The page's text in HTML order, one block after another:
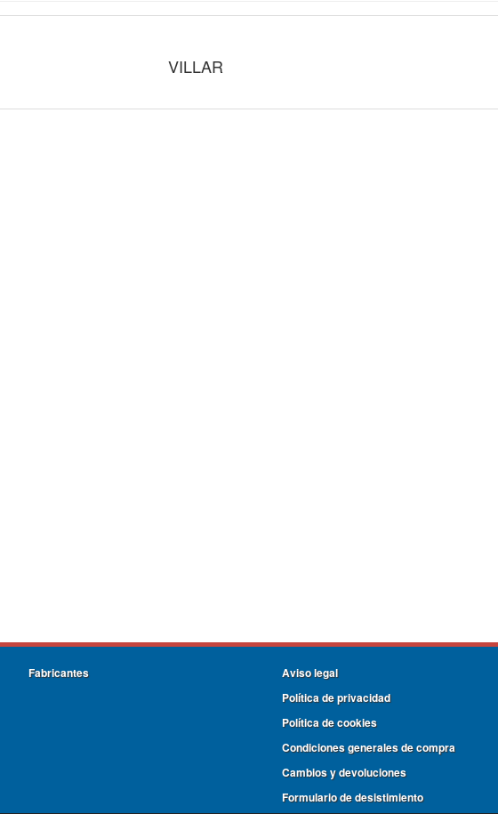
VILLAR
Fabricantes
Aviso legal
Política de privacidad
Política de cookies
Condiciones generales de compra
Cambios y devoluciones
Formulario de desistimiento